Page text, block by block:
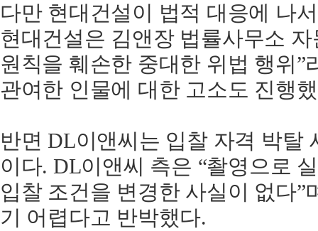
다만 현대건설이 법적 대응에 나
현대건설은 김앤장 법률사무소
원칙을 훼손한 중대한 위법 행위”
관여한 인물에 대한 고소도 진행
반면 DL이앤씨는 입찰 자격 박탈
이다. DL이앤씨 측은 “촬영으로
입찰 조건을 변경한 사실이 없다”
기 어렵다고 반박했다.